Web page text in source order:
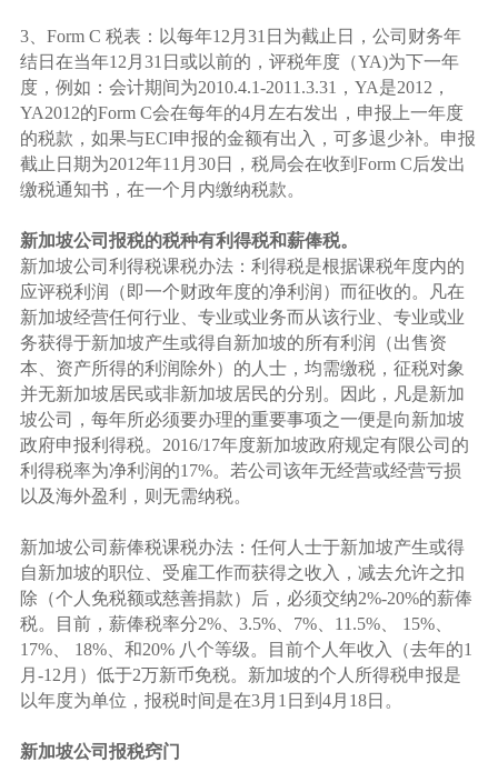
3、Form C 税表：以每年12月31日为截止日，公司财务年
结日在当年12月31日或以前的，评税年度（YA)为下一年
度，例如：会计期间为2010.4.1-2011.3.31，YA是2012，
YA2012的Form C会在每年的4月左右发出，申报上一年度
的税款，如果与ECI申报的金额有出入，可多退少补。申报
截止日期为2012年11月30日，税局会在收到Form C后发出
缴税通知书，在一个月内缴纳税款。
新加坡公司报税的税种有利得税和薪俸税。
新加坡公司利得税课税办法：利得税是根据课税年度内的
应评税利润（即一个财政年度的净利润）而征收的。凡在
新加坡经营任何行业、专业或业务而从该行业、专业或业
务获得于新加坡产生或得自新加坡的所有利润（出售资
本、资产所得的利润除外）的人士，均需缴税，征税对象
并无新加坡居民或非新加坡居民的分别。因此，凡是新加
坡公司，每年所必须要办理的重要事项之一便是向新加坡
政府申报利得税。2016/17年度新加坡政府规定有限公司的
利得税率为净利润的17%。若公司该年无经营或经营亏损
以及海外盈利，则无需纳税。
新加坡公司薪俸税课税办法：任何人士于新加坡产生或得
自新加坡的职位、受雇工作而获得之收入，减去允许之扣
除（个人免税额或慈善捐款）后，必须交纳2%-20%的薪俸
税。目前，薪俸税率分2%、3.5%、7%、11.5%、 15%、
17%、 18%、和20% 八个等级。目前个人年收入（去年的1
月-12月）低于2万新币免税。新加坡的个人所得税申报是
以年度为单位，报税时间是在3月1日到4月18日。
新加坡公司报税窍门